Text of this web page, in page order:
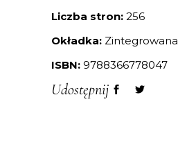
Liczba stron: 256
Okładka: Zintegrowana
ISBN: 9788366778047
Udostępnij